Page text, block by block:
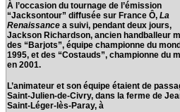
À l’occasion du tournage de l’émission
“Jacksontour” diffusée sur France Ô, La
Renaissance a suivi, pendant deux jours,
Jackson Richardson, ancien handballeur
des “Barjots”, équipe championne du
1995, et des “Costauds”, championne du
en 2001.
L’animateur et son équipe étaient de
Saint-Julien-de-Civry, dans la ferme de
Saint-Léger-lès-Paray, à